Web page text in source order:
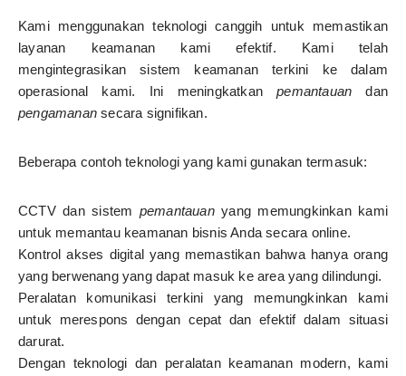
Kami menggunakan teknologi canggih untuk memastikan
layanan keamanan kami efektif. Kami telah
mengintegrasikan sistem keamanan terkini ke dalam
operasional kami. Ini meningkatkanpemantauan dan
pengamanan secara signifikan.
Beberapa contoh teknologi yang kami gunakan termasuk:
CCTV dan sistem pemantauanyang memungkinkan kami
untuk memantau keamanan bisnis Anda secara online.
Kontrol akses digital yang memastikan bahwa hanya orang
yang berwenang yang dapat masuk ke area yang dilindungi.
Peralatan komunikasi terkini yang memungkinkan kami
untuk merespons dengan cepat dan efektif dalam situasi
darurat.
Dengan teknologi dan peralatan keamanan modern, kami